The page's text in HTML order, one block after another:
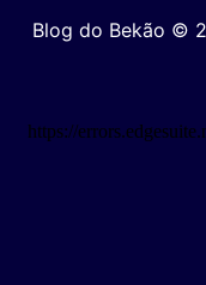
Blog do Bekão ©